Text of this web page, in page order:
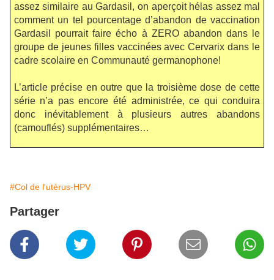
assez similaire au Gardasil, on aperçoit hélas assez mal
comment un tel pourcentage d’abandon de vaccination
Gardasil pourrait faire écho à ZERO abandon dans le
groupe de jeunes filles vaccinées avec Cervarix dans le
cadre scolaire en Communauté germanophone!
L’article précise en outre que la troisième dose de cette
série n’a pas encore été administrée, ce qui conduira
donc inévitablement à plusieurs autres abandons
(camouflés) supplémentaires…
#Col de l'utérus-HPV
Partager